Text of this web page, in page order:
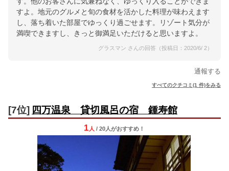
すよ。地元のグルメと旬の食材を活かした料理が味わえます
し、落ち着いた部屋でゆっくり過ごせます。リゾート気分が
満喫できますし、きっと御満足いただけると思いますよ。
グラスマン さんの回答（投稿日：2020/6/ 2）
通報する
すべてのクチコミ(1 件)をみる
[7位] 四万温泉 貸切風呂の宿 鍾寿館
1 人 / 20人がおすすめ！